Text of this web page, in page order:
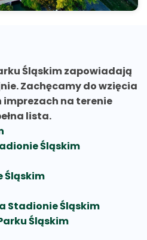
Śląskim zapowiadają
Zachęcamy do wzięcia
imprezach na terenie
lista.
Śląskim
Śląskim
Stadionie Śląskim
Śląskim